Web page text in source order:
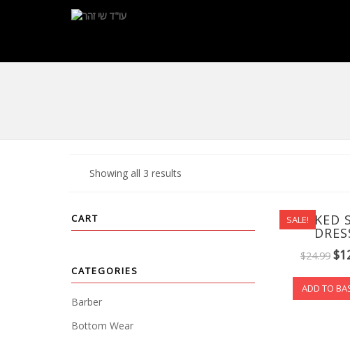
Showing all 3 results
CART
CATEGORIES
Barber
Bottom Wear
SALE!
CHECKED
$24.99 $
ADD TO